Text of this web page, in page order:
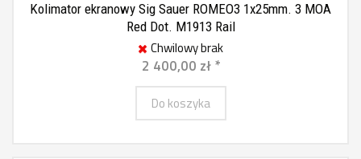
Kolimator ekranowy Sig Sauer ROMEO3 1x25mm. 3 MOA
Red Dot. M1913 Rail
Chwilowy brak
2 400,00 zł *
Do koszyka